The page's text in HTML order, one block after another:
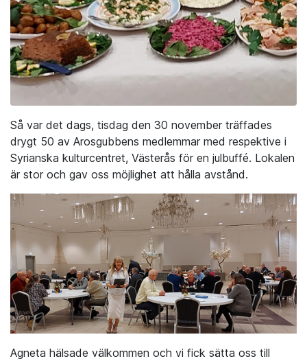
Så var det dags, tisdag den 30 november träffades
drygt 50 av Arosgubbens medlemmar med respektive i
Syrianska kulturcentret, Västerås för en julbuffé. Lokalen
är stor och gav oss möjlighet att hålla avstånd.
Agneta hälsade välkommen och vi fick sätta oss till